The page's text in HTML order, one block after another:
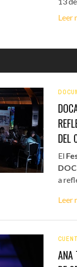
Leer
DEL
El
a
Leer
ANA